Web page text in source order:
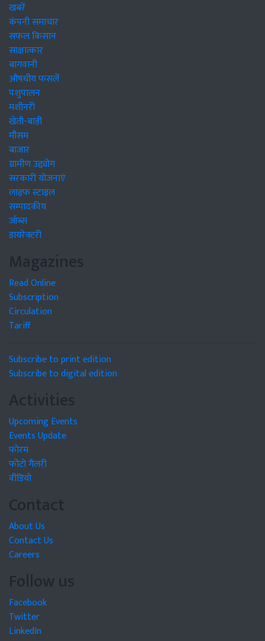
खबरें
कंपनी समाचार
सफल किसान
साक्षात्कार
बागवानी
औषधीय फसलें
पशुपालन
मशीनरी
खेती-बाड़ी
मौसम
बाजार
ग्रामीण उद्द्योग
सरकारी योजनाएं
लाइफ स्टाइल
सम्पादकीय
जॉब्स
डायरेक्टरी
Magazines
Read Online
Subscription
Circulation
Tariff
Subscribe to print edition
Subscribe to digital edition
Activities
Upcoming Events
Events Update
फोरम
फोटो गैलरी
वीडियो
Contact
About Us
Contact Us
Careers
Follow us
Facebook
Twitter
LinkedIn